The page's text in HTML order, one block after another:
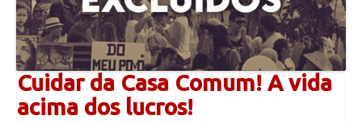
Cuidar da Casa Comum! A vida
acima dos lucros!